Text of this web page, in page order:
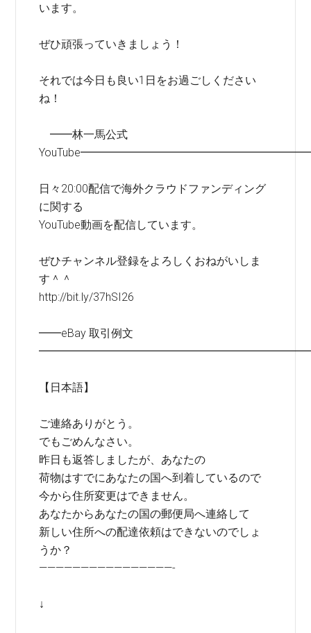
います。
ぜひ頑張っていきましょう！
それでは今日も良い1日をお過ごしください
ね！
━━林一馬公式
日々20:00配信で海外クラウドファンディング
に関する
YouTube動画を配信しています。
ぜひチャンネル登録をよろしくおねがいしま
す＾＾
http://bit.ly/37hSI26
━━eBay 取引例文
【日本語】
ご連絡ありがとう。
でもごめんなさい。
昨日も返答しましたが、あなたの
荷物はすでにあなたの国へ到着しているので
今から住所変更はできません。
あなたからあなたの国の郵便局へ連絡して
新しい住所への配達依頼はできないのでしょ
うか？
————————————————-
↓